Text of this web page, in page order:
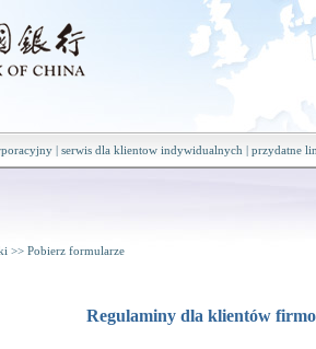
| serwis dla klientow indywidualnych | przydatne
>> Pobierz formularze
Regulaminy dla klientów